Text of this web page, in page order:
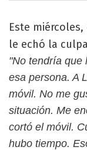
Este
le echó la
"No tendría que
esa persona. A
móvil. No me
situación. Me
cortó el móvil.
hubo tiempo.